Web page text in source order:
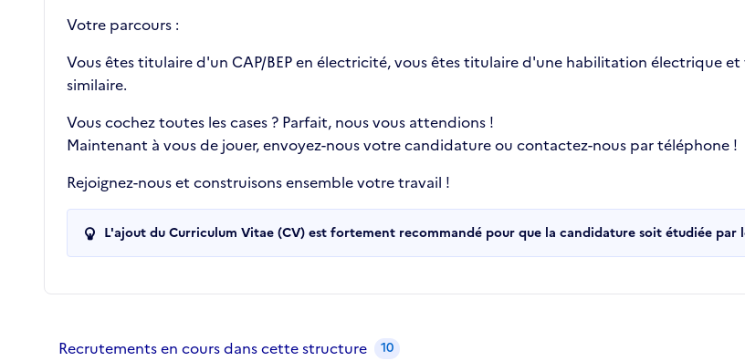
Votre parcours :
Vous êtes titulaire d'un CAP/BEP en électricité, vous êtes titulaire d'une habilitation électrique
similaire.
Vous cochez toutes les cases ? Parfait, nous vous attendions !
Maintenant à vous de jouer, envoyez-nous votre candidature ou contactez-nous par téléphone !
Rejoignez-nous et construisons ensemble votre travail !
L'ajout du Curriculum Vitae (CV) est fortement recommandé pour que la candidature soit étudiée par
Recrutements de la structure
Recrutements en cours dans cette structure 10